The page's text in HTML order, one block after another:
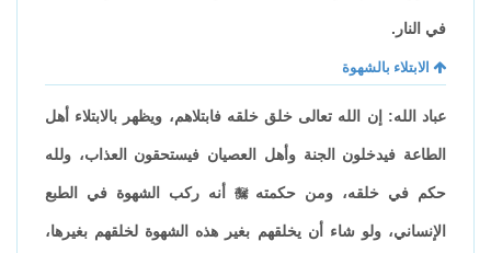
في النار.
الابتلاء بالشهوة
عباد الله: إن الله تعالى خلق خلقه فابتلاهم، ويظهر بالابتلاء أهل
الطاعة فيدخلون الجنة وأهل العصيان فيستحقون العذاب، ولله
حكم في خلقه، ومن حكمته أنه ركب الشهوة في الطبع
الإنساني، ولو شاء أن يخلقهم بغير هذه الشهوة لخلقهم بغيرها،